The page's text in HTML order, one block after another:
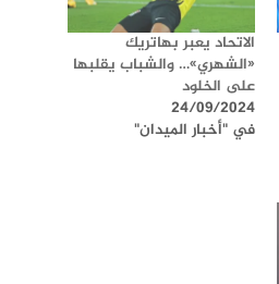
الاتحاد يعبر بهاتريك
«الشهري»… والشباب يقلبها
على الخلود
24/09/2024
في "أخبار الميدان"